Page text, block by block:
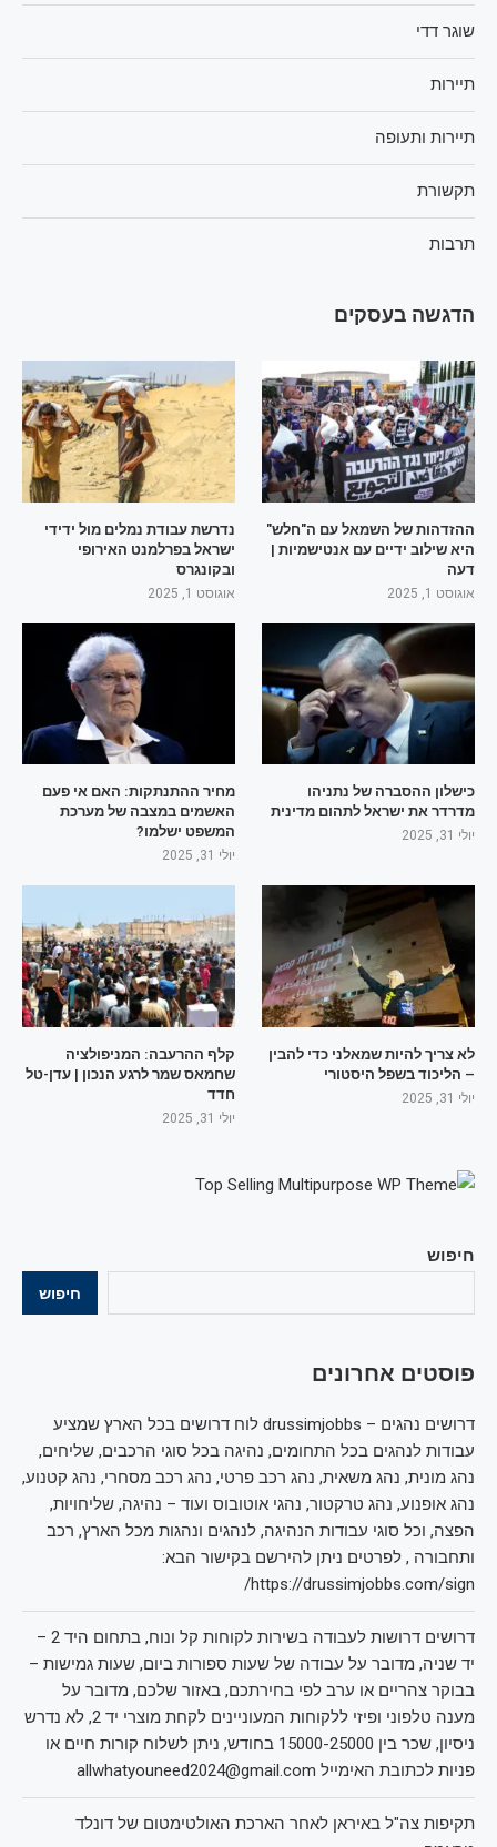
חיפוש
חיפוש
פוסטים אחרונים
דרושים נהגים – drussimjobbs לוח דרושים בכל הארץ שמציע
עבודות לנהגים בכל התחומים, נהיגה בכל סוגי הרכבים, שליחים,
נהג מונית, נהג משאית, נהג רכב פרטי, נהג רכב מסחרי, נהג קטנוע,
נהג אופנוע, נהג טרקטור, נהגי אוטובוס ועוד – נהיגה, שליחויות,
הפצה, וכל סוגי עבודות הנהיגה, לנהגים ונהגות מכל הארץ, רכב
ותחבורה , לפרטים ניתן להירשם בקישור הבא:
https://drussimjobbs.com/sign/
דרושים דרושות לעבודה בשירות לקוחות קל ונוח, בתחום היד 2 –
יד שניה, מדובר על עבודה של שעות ספורות ביום, שעות גמישות –
בבוקר צהריים או ערב לפי בחירתכם, באזור שלכם, מדובר על
מענה טלפוני ופיזי ללקוחות המעוניינים לקחת מוצרי יד 2, לא נדרש
ניסיון, שכר בין 15000-25000 בחודש, ניתן לשלוח קורות חיים או
פניות לכתובת האימייל allwhatyouneed2024@gmail.com
תקיפות צה"ל באיראן לאחר הארכת האולטימטום של דונלד
שוגר דדי
תיירות
תיירות ותעופה
תקשורת
תרבות
הדגשה בעסקים
ההזדהות של השמאל עם ה"חלש"
היא שילוב ידיים עם אנטישמיות |
דעה
אוגוסט 1, 2025
נדרשת עבודת נמלים מול ידידי
ישראל בפרלמנט האירופי
ובקונגרס
אוגוסט 1, 2025
כישלון ההסברה של נתניהו
מדרדר את ישראל לתהום מדינית
יולי 31, 2025
מחיר ההתנתקות: האם אי פעם
האשמים במצבה של מערכת
המשפט ישלמו?
יולי 31, 2025
לא צריך להיות שמאלני כדי להבין
– הליכוד בשפל היסטורי
יולי 31, 2025
קלף ההרעבה: המניפולציה
שחמאס שמר לרגע הנכון | עדן-טל
חדד
יולי 31, 2025